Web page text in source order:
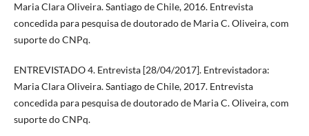
Maria Clara Oliveira. Santiago de Chile, 2016. Entrevista
concedida para pesquisa de doutorado de Maria C. Oliveira, com
suporte do CNPq.
ENTREVISTADO 4. Entrevista [28/04/2017]. Entrevistadora:
Maria Clara Oliveira. Santiago de Chile, 2017. Entrevista
concedida para pesquisa de doutorado de Maria C. Oliveira, com
suporte do CNPq.